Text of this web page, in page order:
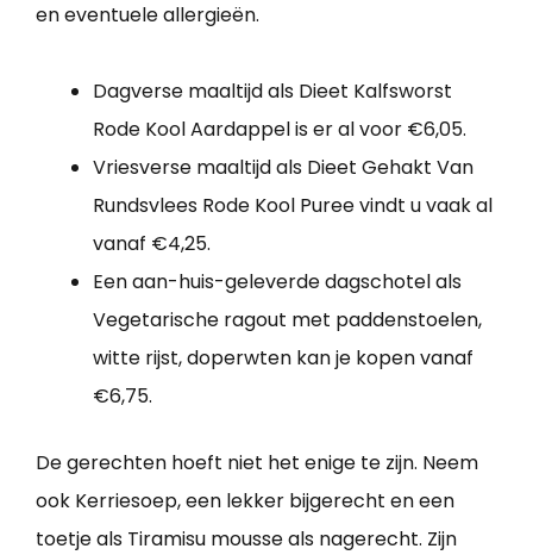
en eventuele allergieën.
Dagverse maaltijd als Dieet Kalfsworst
Rode Kool Aardappel is er al voor €6,05.
Vriesverse maaltijd als Dieet Gehakt Van
Rundsvlees Rode Kool Puree vindt u vaak al
vanaf €4,25.
Een aan-huis-geleverde dagschotel als
Vegetarische ragout met paddenstoelen,
witte rijst, doperwten kan je kopen vanaf
€6,75.
De gerechten hoeft niet het enige te zijn. Neem
ook Kerriesoep, een lekker bijgerecht en een
toetje als Tiramisu mousse als nagerecht. Zijn